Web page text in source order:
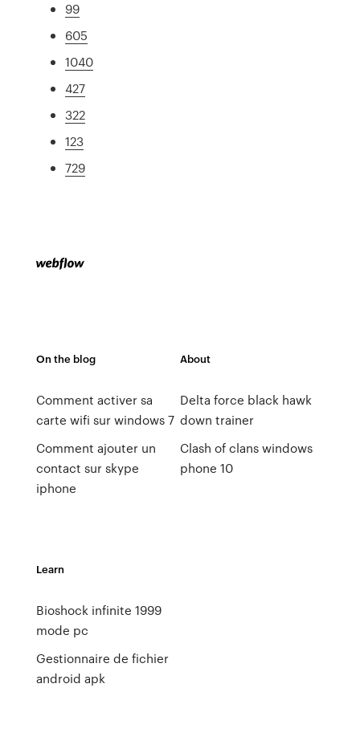
99
605
1040
427
322
123
729
On the blog
Comment activer sa
carte wifi sur windows 7
Comment ajouter un
contact sur skype
iphone
About
Delta force black hawk
down trainer
Clash of clans windows
phone 10
Learn
Bioshock infinite 1999
mode pc
Gestionnaire de fichier
android apk